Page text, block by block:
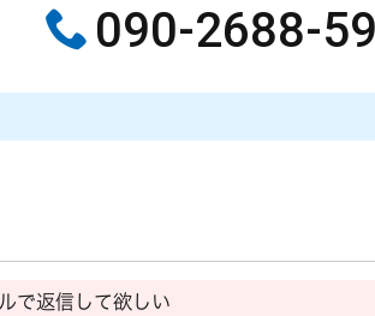
090-2688-
で返信して欲しい